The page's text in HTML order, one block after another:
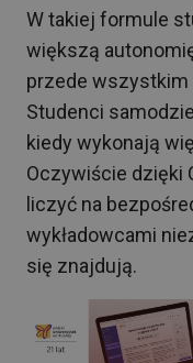
W takiej formule
większą
przede
Studenci
kiedy wykonają
Oczywiście dzięki
liczyć na
wykładowcami
się znajdują.